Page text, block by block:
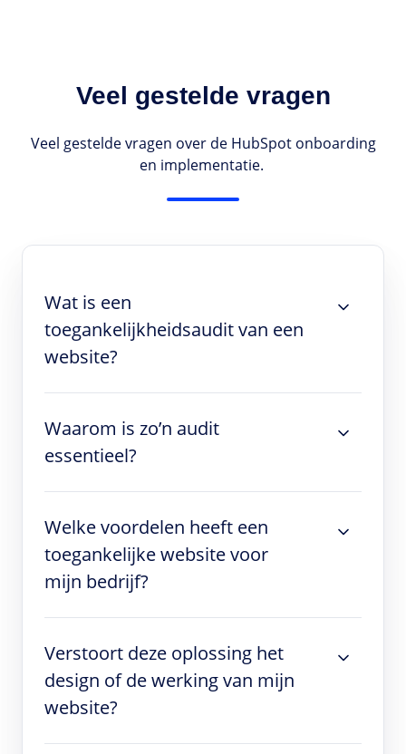
Veel gestelde vragen
Veel gestelde vragen over de HubSpot onboarding
en implementatie.
Wat is een
toegankelijkheidsaudit van een
website?
Waarom is zo’n audit
essentieel?
Welke voordelen heeft een
toegankelijke website voor
mijn bedrijf?
Verstoort deze oplossing het
design of de werking van mijn
website?